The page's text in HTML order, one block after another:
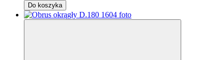
Do koszyka